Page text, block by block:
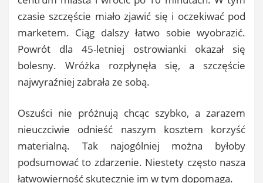
czasie szczęście miało zjawić się i oczekiwać pod
marketem. Ciąg dalszy łatwo sobie wyobrazić.
Powrót dla 45-letniej ostrowianki okazał się
bolesny. Wróżka rozpłynęła się, a szczęście
najwyraźniej zabrała ze sobą.
Oszuści nie próżnują chcąc szybko, a zarazem
nieuczciwie odnieść naszym kosztem korzyść
materialną. Tak najogólniej można byłoby
podsumować to zdarzenie. Niestety często nasza
łatwowierność skutecznie im w tym dopomaga.